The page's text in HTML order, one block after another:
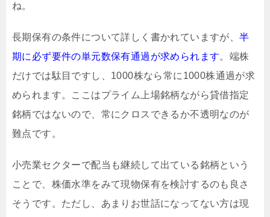
ね。
長期保有の条件について詳しく書かれていますが、半
期に必ず要件の単元数保有通過が求められます。端株
だけでは駄目ですし、1000株なら常に1000株通過が求
められます。ここはプライム上場銘柄ながら貸借指定
銘柄ではないので、常にクロスできるか不透明なのが
難点です。
小売業セクターで配当も継続して出ている銘柄という
ことで、株価水準をみて現物保有を検討するのも良さ
そうです。ただし、あまりお世話になってない方は現